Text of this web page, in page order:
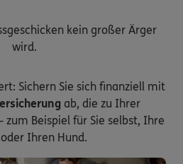
kein großer Ärger
wird.
Sichern Sie sich finanziell mit
ab, die zu Ihrer
zum Beispiel für Sie selbst, Ihre
Ihren Hund.